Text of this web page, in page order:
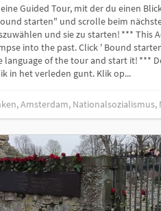
Guided Tour, mit der du einen
starten" und scrolle beim
und sie zu starten! *** This
into the past. Click ' Bound
of the tour and start it! ***
in het verleden gunt. Klik op...
Amsterdam, Nationalsozialismus,